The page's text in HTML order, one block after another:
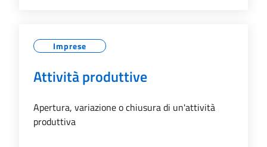
Imprese
Attività produttive
Apertura, variazione o chiusura di un'attività
produttiva